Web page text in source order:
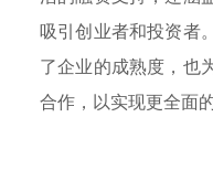
吸引创业者和投资者
了企业的成熟度，也
合作，以实现更全面